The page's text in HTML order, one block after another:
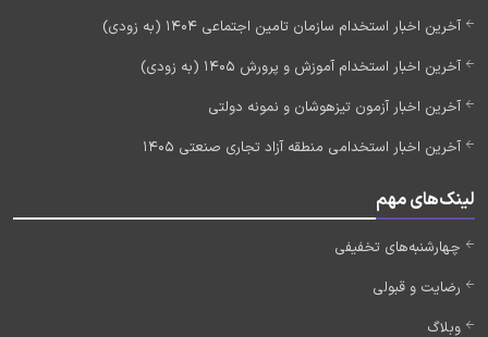
آخرین اخبار استخدام سازمان تامین اجتماعی 1404 (به زودی)
آخرین اخبار استخدام آموزش و پرورش 1405 (به زودی)
آخرین اخبار آزمون تیزهوشان و نمونه دولتی
آخرین اخبار استخدامی منطقه آزاد تجاری صنعتی 1405
لینک‌های مهم
چهارشنبه‌های تخفیفی
رضایت و قبولی
وبلاگ